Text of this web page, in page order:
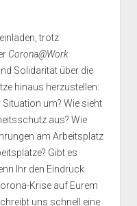
trotz
Corona@Work
Solidarität über die
hinaus herzustellen:
Situation um? Wie sieht
aus? Wie
am Arbeitsplatz
Gibt es
Ihr den Eindruck
Krise auf Eurem
uns schnell eine